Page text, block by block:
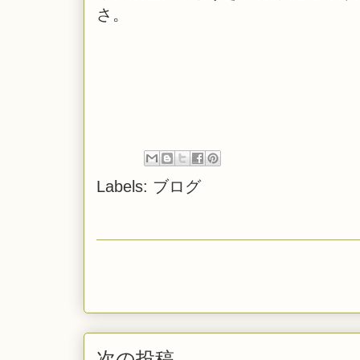
さ。
Labels: ブログ